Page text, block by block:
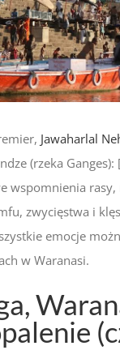
Jawaharlal
(rzeka
wspomnienia rasy,
zwycięstwa i
emocje
w Waranasi.